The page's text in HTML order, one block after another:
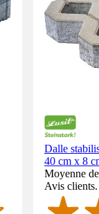
Dalle
40 cm x 8
Moyenne
Avis clients.